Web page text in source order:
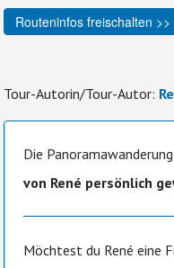
Routeninfos freischalten >>
Tour-Autorin/Tour-Autor:
Die
von René persönlich
Möchtest du René eine